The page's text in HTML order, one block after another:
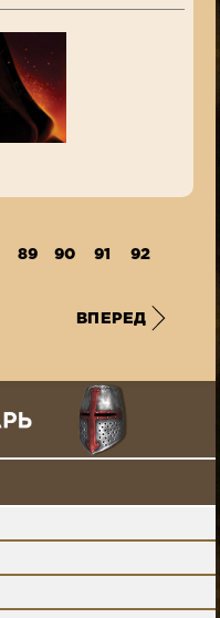
89 90 91 92
ВПЕРЕД